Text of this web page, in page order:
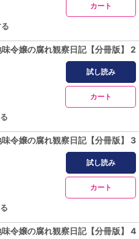
カート
令嬢の腐れ観察日記【分冊版】 2
試し読み
カート
令嬢の腐れ観察日記【分冊版】 3
試し読み
カート
令嬢の腐れ観察日記【分冊版】 4